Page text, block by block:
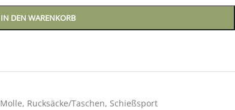
IN DEN WARENKORB
Molle, Rucksäcke/Taschen, Schießsport